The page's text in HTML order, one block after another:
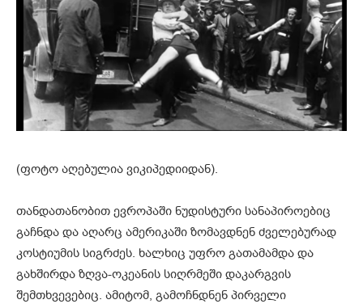
(ფოტო აღებულია ვიკიპედიიდან).
თანდათანობით ევროპაში ნუდისტური სანაპიროებიც
გაჩნდა და აღარც ამერიკაში ზომავდნენ ძველებურად
კოსტიუმის სიგრძეს. ხალხიც უფრო გათამამდა და
გახშირდა ზღვა-ოკეანის სიღრმეში დაკარგვის
შემთხვევებიც. ამიტომ, გამოჩნდნენ პირველი